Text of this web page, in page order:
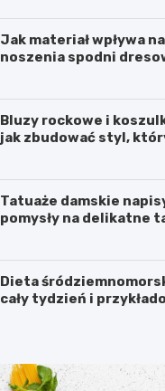
Jak materiał wpływa
noszenia spodni
Bluzy rockowe i
jak zbudować styl,
Tatuaże damskie
pomysły na delikatne
Dieta
cały tydzień i